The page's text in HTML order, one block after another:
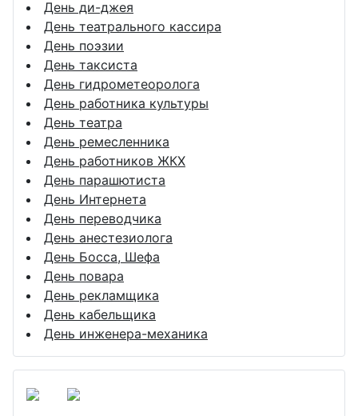
День ди-джея
День театрального кассира
День поэзии
День таксиста
День гидрометеоролога
День работника культуры
День театра
День ремесленника
День работников ЖКХ
День парашютиста
День Интернета
День переводчика
День анестезиолога
День Босса, Шефа
День повара
День рекламщика
День кабельщика
День инженера-механика